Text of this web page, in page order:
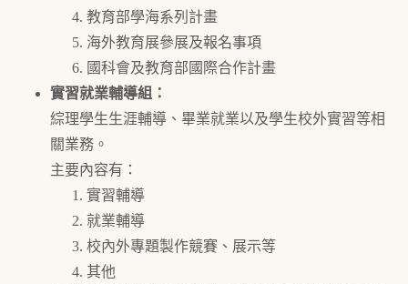
教育部學海系列計畫
海外教育展參展及報名事項
國科會及教育部國際合作計畫
實習就業輔導組：
綜理學生生涯輔導、畢業就業以及學生校外實習等相
關業務。
主要內容有：
實習輔導
就業輔導
校內外專題製作競賽、展示等
其他